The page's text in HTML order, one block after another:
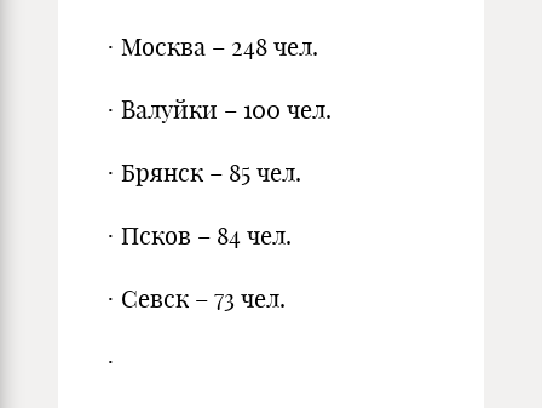
· Москва – 248 чел.
· Валуйки – 100 чел.
· Брянск – 85 чел.
· Псков – 84 чел.
· Севск – 73 чел.
·